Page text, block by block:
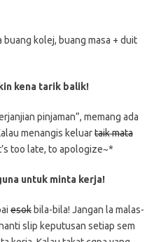
buang kolej, buang masa + duit
kena tarik balik!
pinjaman”, memang ada
menangis keluartaik mata
too late, to apologize~*
untuk minta kerja!
esok bila-bila! Jangan la malas-
slip keputusan setiap sem